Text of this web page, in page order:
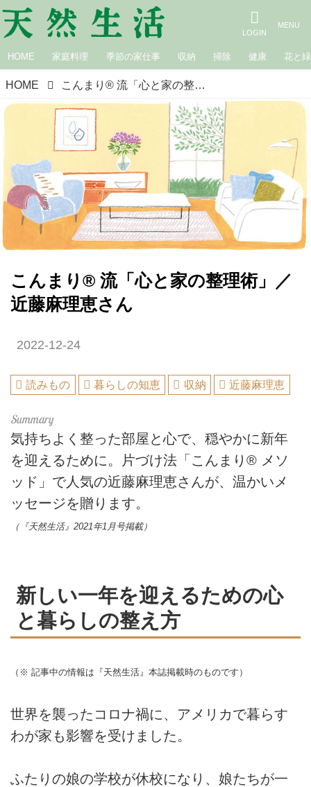
HOME 家庭料理 季節の家仕事 収納 掃除 健康 花と緑
HOME こんまり® 流「心と家の整理術」／近藤麻理恵さん
こんまり® 流「心と家の整理術」／
近藤麻理恵さん
2022-12-24
読みもの 暮らしの知恵 収納 近藤麻理恵
気持ちよく整った部屋と心で、穏やかに新年
を迎えるために。片づけ法「こんまり® メソ
ッド」で人気の近藤麻理恵さんが、温かいメ
ッセージを贈ります。
（『天然生活』2021年1月号掲載）
新しい一年を迎えるための心
と暮らしの整え方
（※ 記事中の情報は『天然生活』本誌掲載時のものです）
世界を襲ったコロナ禍に、アメリカで暮らす
わが家も影響を受けました。
ふたりの娘の学校が休校になり、娘たちが一